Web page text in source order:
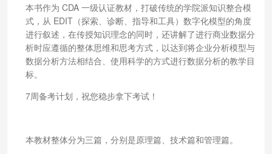
本书作为 CDA 一级认证教材，打破传统的学院派知识整合模
式，从 EDIT（探索、诊断、指导和工具）数字化模型的角度
进行叙述，在传授知识理念的同时，还讲解了进行商业数据分
析时应遵循的整体思维和思考方式，以达到将企业分析模型与
数据分析方法相结合、使用科学的方式进行数据分析的教学目
标。
7周备考计划，祝您稳步拿下考试！
本教材整体分为三篇，分别是原理篇、技术篇和管理篇。